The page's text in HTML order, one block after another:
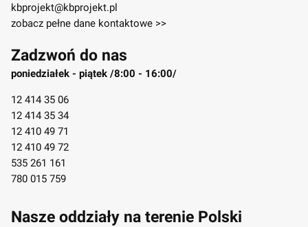
kbprojekt@kbprojekt.pl
zobacz pełne dane kontaktowe >>
Zadzwoń do nas
poniedziałek - piątek /8:00 - 16:00/
12 414 35 06
12 414 35 34
12 410 49 71
12 410 49 72
535 261 161
780 015 759
Nasze oddziały na terenie Polski